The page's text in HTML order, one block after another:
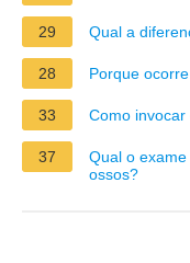
29 Qual a
28 Porque
33 Como
37
Qual o
ossos?